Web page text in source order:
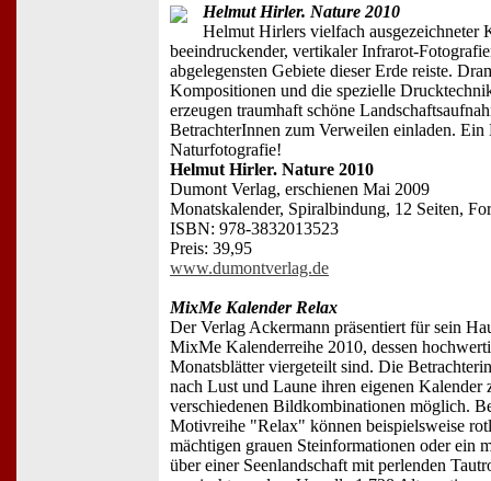
Helmut Hirler. Nature 2010
Helmut Hirlers vielfach ausgezeichneter
beeindruckender, vertikaler Infrarot-
abgelegensten Gebiete dieser Erde reiste.
Kompositionen und die spezielle
erzeugen traumhaft schöne
BetrachterInnen zum Verweilen einladen. Ein
Naturfotografie!
Helmut Hirler. Nature 2010
Dumont Verlag, erschienen Mai 2009
Monatskalender, Spiralbindung, 12 Seiten,
ISBN: 978-3832013523
Preis: 39,95
www.dumontverlag.de
MixMe Kalender Relax
Der Verlag Ackermann präsentiert für sein
MixMe Kalenderreihe 2010, dessen
Monatsblätter viergeteilt sind. Die
nach Lust und Laune ihren eigenen Kalender
verschiedenen Bildkombinationen möglich.
Motivreihe "Relax" können beispielsweise
mächtigen grauen Steinformationen oder ein
über einer Seenlandschaft mit perlenden